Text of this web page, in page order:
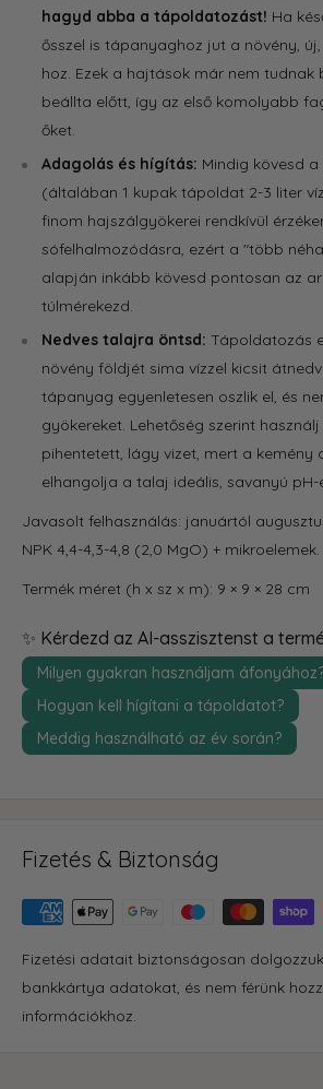
hagyd abba a tápoldatozást! Ha
ősszel is tápanyaghoz jut a növény,
hoz. Ezek a hajtások már nem tudnak
beállta előtt, így az első komolyabb
őket.
Adagolás és hígítás: Mindig kövesd
(általában 1 kupak tápoldat 2-3 liter
finom hajszálgyökerei rendkívül
sófelhalmozódásra, ezért a "több
alapján inkább kövesd pontosan az
túlmérekezd.
Nedves talajra öntsd: Tápoldatozás
növény földjét sima vízzel kicsit
tápanyag egyenletesen oszlik el, és
gyökereket. Lehetőség szerint
pihentetett, lágy vizet, mert a kemény
elhangolja a talaj ideális, savanyú pH-
Javasolt felhasználás: januártól
NPK 4,4-4,3-4,8 (2,0 MgO) +
Termék méret (h x sz x m): 9 × 9 × 28 cm
✨ Kérdezd az AI-asszisztenst a
Milyen gyakran használjam
Hogyan kell hígítani a tápoldatot?
Meddig használható az év során?
Fizetés & Biztonság
Fizetési adatait biztonságosan
bankkártya adatokat, és nem férünk
információkhoz.